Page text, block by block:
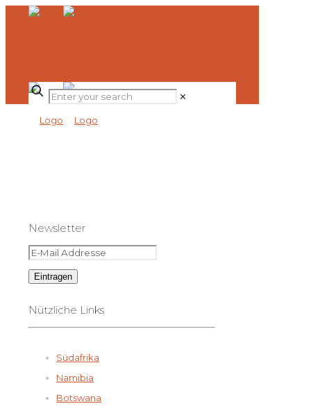
✕
Newsletter
Nützliche Links
Südafrika
Namibia
Botswana